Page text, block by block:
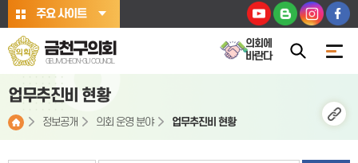
본문바로가기주요 사이트
금천구의회
GEUMCHEON-GU COUNCIL
의회에
바란다
업무추진비 현황
정보공개 의회 운영 분야 업무추진비 현황